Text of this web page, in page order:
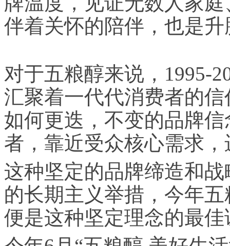
伴着关怀的陪伴，也是
对于五粮醇来说，1995-
汇聚着一代代消费者的
如何更迭，不变的品牌
者，靠近受众核心需求
这种坚定的品牌缔造和
的长期主义举措，今年
便是这种坚定理念的最佳